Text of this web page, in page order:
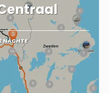
NÄCHTE